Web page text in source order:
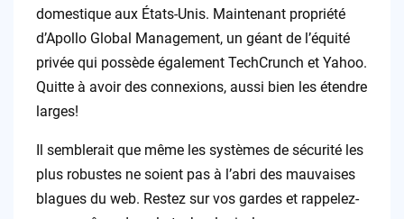
domestique aux États-Unis. Maintenant propriété
d’Apollo Global Management, un géant de l’équité
privée qui possède également TechCrunch et Yahoo.
Quitte à avoir des connexions, aussi bien les étendre
larges!
Il semblerait que même les systèmes de sécurité les
plus robustes ne soient pas à l’abri des mauvaises
blagues du web. Restez sur vos gardes et rappelez-